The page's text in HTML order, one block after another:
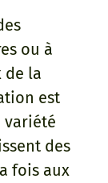
ou à
de la
est
variété
des
fois aux